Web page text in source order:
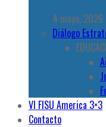
4 mayo, 2026
Diálogo
VI FISU America 3×3
Contacto